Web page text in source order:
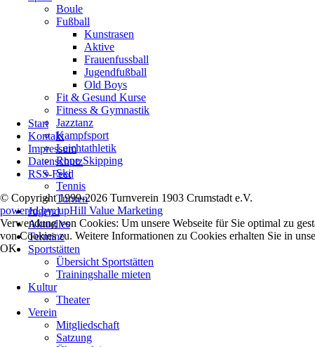
Boule
Fußball
Kunstrasen
Aktive
Frauenfussball
Jugendfußball
Old Boys
Fit & Gesund Kurse
Fitness & Gymnastik
Jazztanz
Kampfsport
Leichtathletik
Rope Skipping
Ski
Tennis
Turnen
Jugend
Aktuelles
Termine
Sportstätten
Übersicht Sportstätten
Trainingshalle mieten
Kultur
Theater
Verein
Mitgliedschaft
Satzung
Navigation
überspringen
Start
Kontakt
Impressum
Datenschutz
RSS-Feed
© Copyright 1999-2026 Turnverein 1903 Crumstadt e.V.
powered by: upHill Value Marketing
Verwendung von Cookies: Um unsere Webseite für Sie optimal zu
von Cookies zu. Weitere Informationen zu Cookies erhalten Sie in
OK